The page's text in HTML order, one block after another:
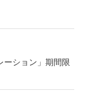
ーション」期間限